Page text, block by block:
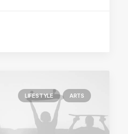
LIFESTYLE ARTS